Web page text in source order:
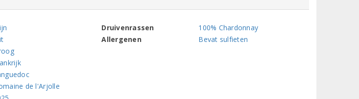
de l'Arjolle
Druivenrassen
100% Chardonnay
Allergenen
Bevat sulfieten